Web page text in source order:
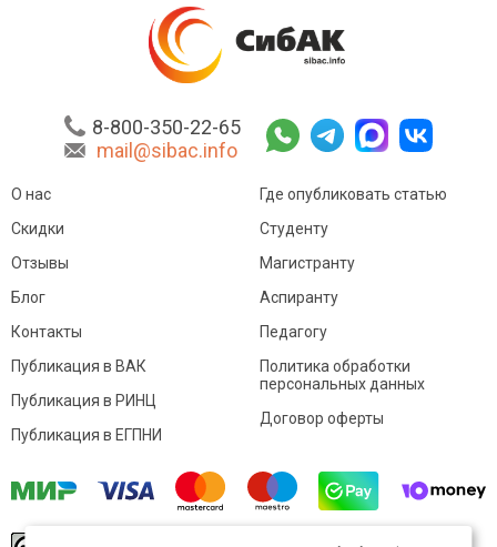
8-800-350-22-65
mail@sibac.info
О нас
Скидки
Отзывы
Блог
Контакты
Где опубликовать статью
Студенту
Магистранту
Аспиранту
Педагогу
Публикация в ВАК
Публикация в РИНЦ
Публикация в ЕГПНИ
Политика обработки
персональных данных
Договор оферты